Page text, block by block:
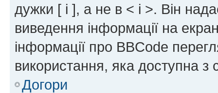
дужки [ і ], а не в < і >. Він
виведення інформації на
інформації про BBCode
використання, яка доступна з
Догори